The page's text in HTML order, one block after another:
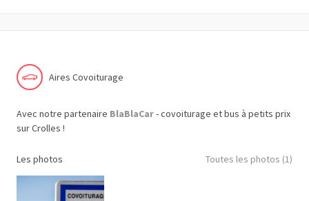
Aires Covoiturage
Avec notre partenaire BlaBlaCar- covoiturage et bus à petits prix
sur Crolles !
Les photos Toutes les photos (1)